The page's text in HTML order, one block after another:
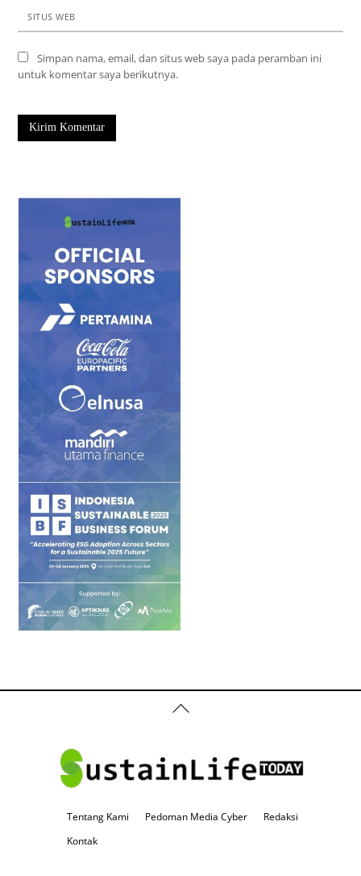
SITUS WEB
Simpan nama, email, dan situs web saya pada peramban ini
untuk komentar saya berikutnya.
Back
To
Tentang Kami Pedoman Media Cyber
Redaksi
Kontak